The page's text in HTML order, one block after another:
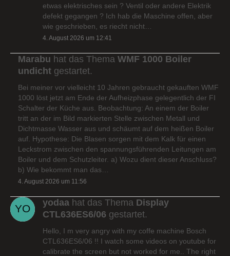
etwas elektrisches sein ? Ventil oder andere Elektrik
defekt gegangen ? Ich hab die Maschine offen, aber
wie geschrieben, es riecht nicht…
4. August 2026 um 12:41
Marabu hat das Thema WMF 1000 Boiler
undicht gestartet.
Bei meiner vor vielleicht 10 Jahren gebraucht gekauften WMF
1000 löst jetzt am Ende der Aufheizphase gelegentlich der FI
Schalter der Küche aus. Beobachtung: An einem der Boiler
tritt an der im Bild markierten Stelle zwischen Metall und
Dichtmasse Wasser aus und schäumt auf dem heißen Boiler
auf. Hypothese: Die Blasen sorgen mit dem Kalk für einen
Leckstrom zwischen den spannungsführenden Leitungen am
Boiler und dem Schutzleiter. a) Wozu dient dieser Anschluss?
b) Wie bekommt man das…
4. August 2026 um 11:56
yodaa hat das Thema Display
CTL636ES6/06 gestartet.
Hello, I m very angry with my coffe machine Bosch
CTL636ES6/06 !! I watch some videos on youtube for
calibrate the screen but not worked for me.. The right